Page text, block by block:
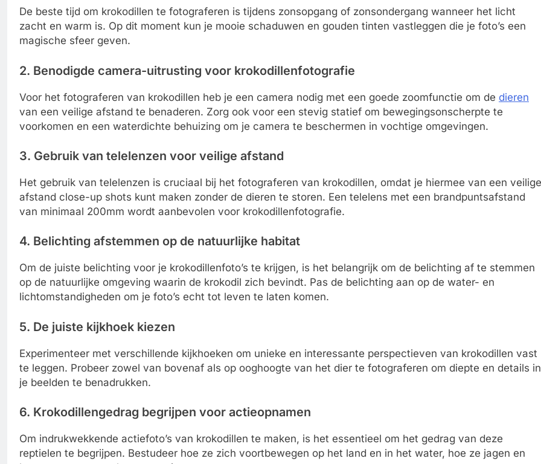
De beste tijd om krokodillen te fotograferen is tijdens zonsopgang of zonsondergang wanneer het licht
zacht en warm is. Op dit moment kun je mooie schaduwen en gouden tinten vastleggen die je foto’s een
magische sfeer geven.
2. Benodigde camera-uitrusting voor krokodillenfotografie
Voor het fotograferen van krokodillen heb je een camera nodig met een goede zoomfunctie om de dieren
van een veilige afstand te benaderen. Zorg ook voor een stevig statief om bewegingsonscherpte te
voorkomen en een waterdichte behuizing om je camera te beschermen in vochtige omgevingen.
3. Gebruik van telelenzen voor veilige afstand
Het gebruik van telelenzen is cruciaal bij het fotograferen van krokodillen, omdat je hiermee van een veilige
afstand close-up shots kunt maken zonder de dieren te storen. Een telelens met een brandpuntsafstand
van minimaal 200mm wordt aanbevolen voor krokodillenfotografie.
4. Belichting afstemmen op de natuurlijke habitat
Om de juiste belichting voor je krokodillenfoto’s te krijgen, is het belangrijk om de belichting af te stemmen
op de natuurlijke omgeving waarin de krokodil zich bevindt. Pas de belichting aan op de water- en
lichtomstandigheden om je foto’s echt tot leven te laten komen.
5. De juiste kijkhoek kiezen
Experimenteer met verschillende kijkhoeken om unieke en interessante perspectieven van krokodillen vast
te leggen. Probeer zowel van bovenaf als op ooghoogte van het dier te fotograferen om diepte en details in
je beelden te benadrukken.
6. Krokodillengedrag begrijpen voor actieopnamen
Om indrukwekkende actiefoto’s van krokodillen te maken, is het essentieel om het gedrag van deze
reptielen te begrijpen. Bestudeer hoe ze zich voortbewegen op het land en in het water, hoe ze jagen en